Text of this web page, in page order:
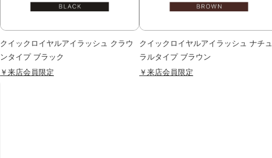
クイックロイヤルアイラッシュ クラウ
ンタイプ ブラック
￥来店会員限定
クイックロイヤルアイラッシュ ナチュ
ラルタイプ ブラウン
￥来店会員限定